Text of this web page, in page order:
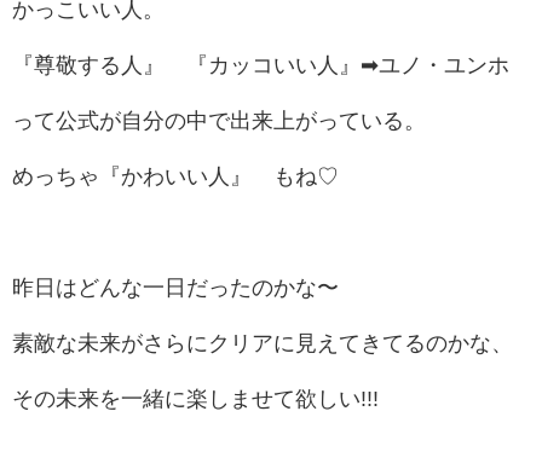
かっこいい人。
『尊敬する人』 『カッコいい人』➡ユノ・ユンホ
って公式が自分の中で出来上がっている。
めっちゃ『かわいい人』 もね♡
昨日はどんな一日だったのかな〜
素敵な未来がさらにクリアに見えてきてるのかな、
その未来を一緒に楽しませて欲しい!!!